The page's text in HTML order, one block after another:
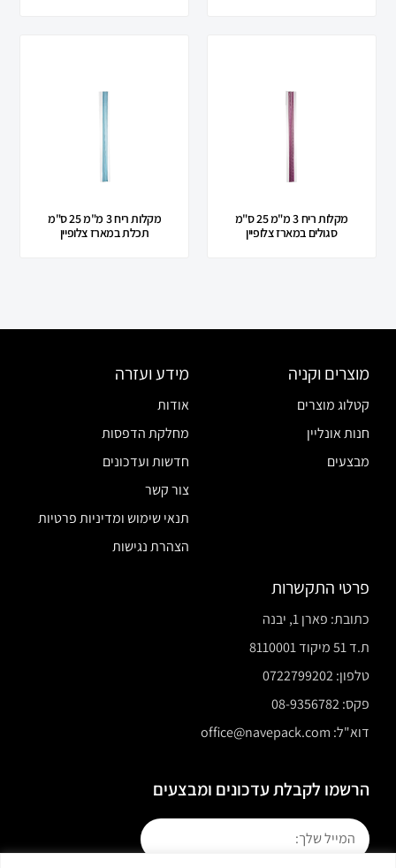
מקלות ריח 3 מ"מ 25 ס"מ
סגולים במארז צלופיין
מקלות ריח 3 מ"מ 25 ס"מ
תכלת במארז צלופיין
מוצרים וקניה
קטלוג מוצרים
חנות אונליין
מבצעים
מידע ועזרה
אודות
מחלקת הדפסות
חדשות ועדכונים
צור קשר
תנאי שימוש ומדיניות פרטיות
הצהרת נגישות
פרטי התקשרות
כתובת: פארן 1, יבנה
ת.ד 51 מיקוד 8110001
טלפון: 0722799202
פקס: 08-9356782
דוא"ל: office@navepack.com
הרשמו לקבלת עדכונים ומבצעים